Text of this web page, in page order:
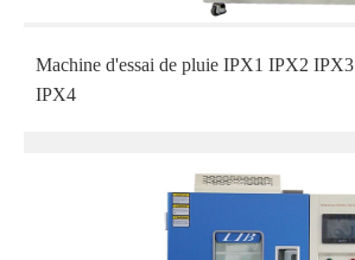
Machine d'essai de pluie IPX1 IPX2 IPX3
IPX4